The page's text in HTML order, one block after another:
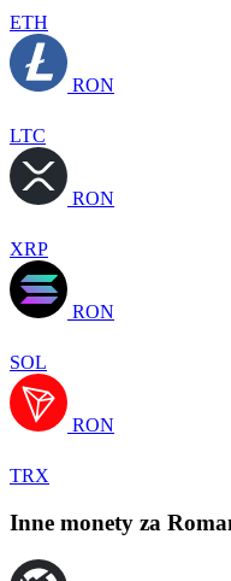
ETH
RON
LTC
RON
XRP
RON
SOL
RON
TRX
Inne monety za